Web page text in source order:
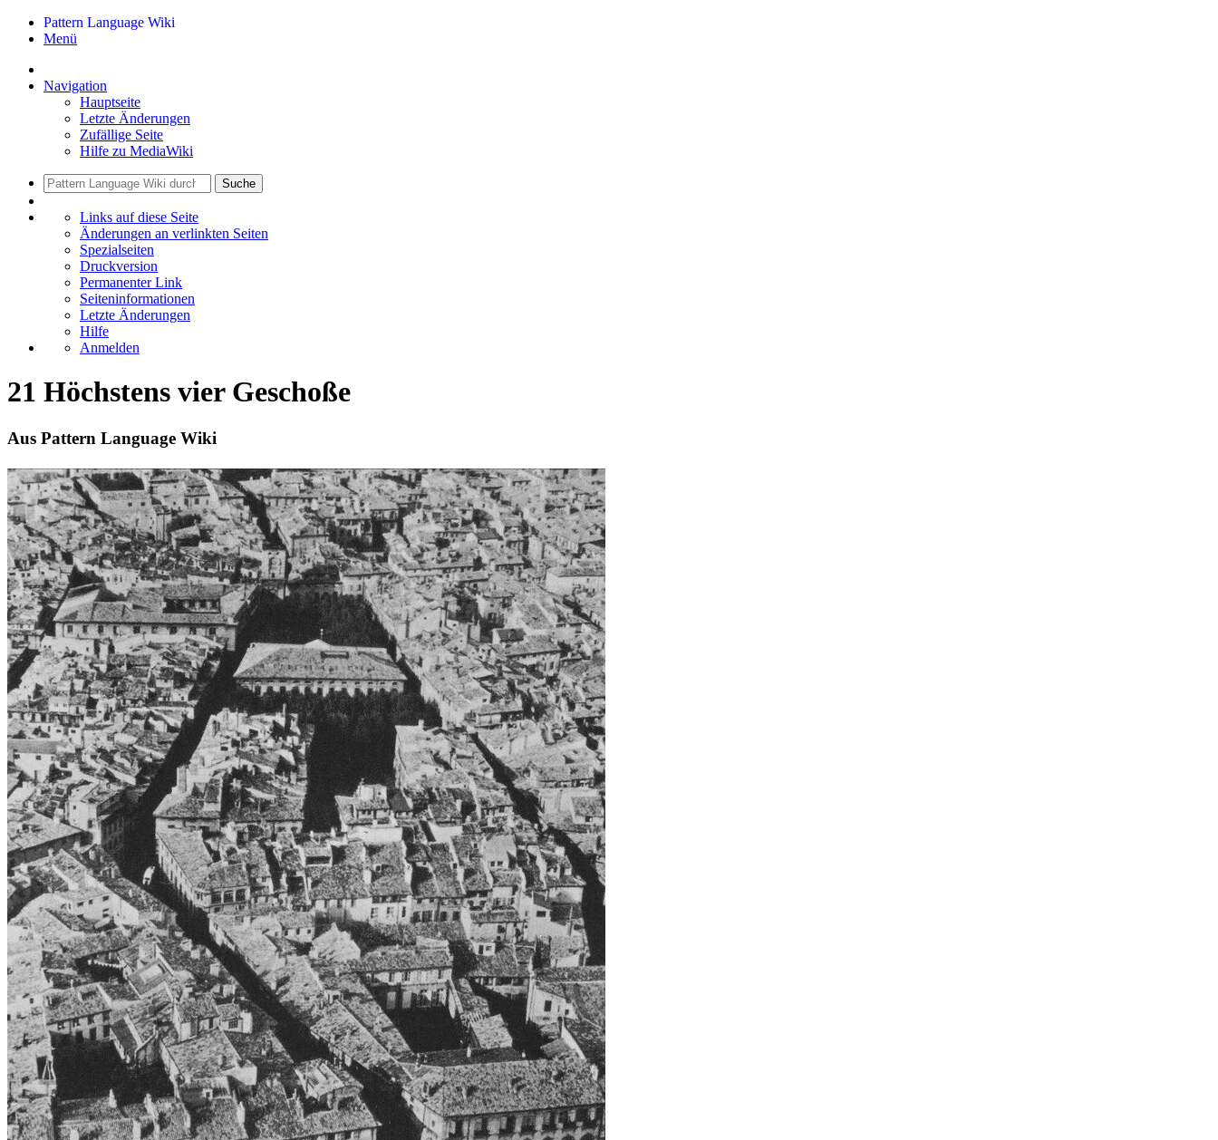
Pattern Language Wiki
Menü
Navigation
Hauptseite
Letzte Änderungen
Zufällige Seite
Hilfe zu MediaWiki
Suche
Links auf diese Seite
Änderungen an verlinkten Seiten
Spezialseiten
Druckversion
Permanenter Link
Seiten­informationen
Letzte Änderungen
Hilfe
Anmelden
21 Höchstens vier Geschoße
Aus Pattern Language Wiki